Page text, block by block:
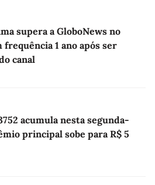
supera a GloboNews no
frequência 1 ano após ser
canal
acumula nesta segunda-
principal sobe para R$ 5